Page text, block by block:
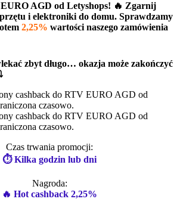
AGD od Letyshops! 🔥 Zgarnij
i elektroniki do domu. Sprawdzamy
2,25% wartości naszego zamówienia
zbyt długo… okazja może zakończyć
Czas trwania promocji:
⏱ Kilka godzin lub dni
Nagroda:
🔥 Hot cashback 2,25%